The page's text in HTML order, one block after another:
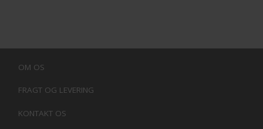
OM OS
FRAGT OG LEVERING
KONTAKT OS